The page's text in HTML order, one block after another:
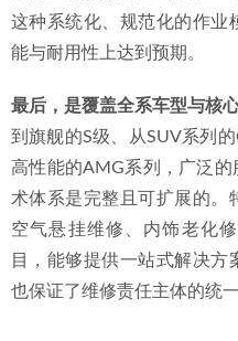
这种系统化、规范化的作业
能与耐用性上达到预期。
最后，是覆盖全系车型与核
到旗舰的S级、从SUV系列
高性能的AMG系列，广泛
术体系是完整且可扩展的。
空气悬挂维修、内饰老化
目，能够提供一站式解决方
也保证了维修责任主体的统